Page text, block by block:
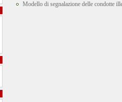
Modello di segnalazione delle condotte